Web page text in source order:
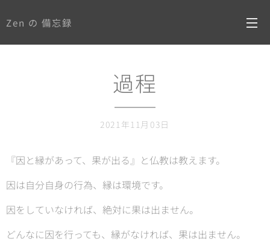
Zen の 備忘録
過程
2021年11月03日
『因と縁があって、果が出る』と仏教は教えます。
因は自分自身の行為、縁は環境です。
因をしていなければ、絶対に果は出ません。
どんなに因を行っても、縁がなければ、果は出ません。